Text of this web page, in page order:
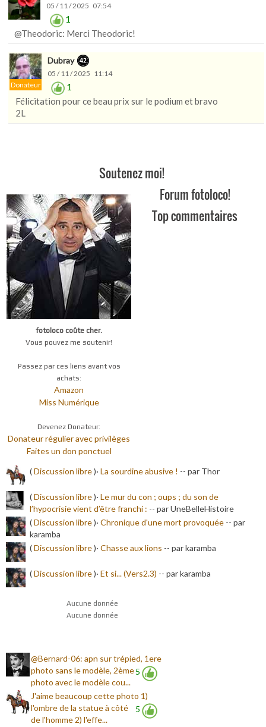
05 / 11 / 2025 07:54
1
@Theodoric: Merci Theodoric!
Donateur
Dubray
05 / 11 / 2025 11:14
1
Félicitation pour ce beau prix sur le podium et bravo
2L
Soutenez moi!
fotoloco coûte cher.
Vous pouvez me soutenir!
Passez par ces liens avant vos
achats:
Amazon
Miss Numérique
Devenez Donateur:
Donateur régulier avec privilèges
Faites un don ponctuel
Forum fotoloco!
(Discussion libre)· La sourdine abusive ! -- par Thor
(Discussion libre)· Le mur du con ; oups ; du son de
l’hypocrisie vient d’être franchi : -- par UneBelleHistoire
(Discussion libre)· Chronique d'une mort provoquée -- par
karamba
(Discussion libre)· Chasse aux lions -- par karamba
(Discussion libre)· Et si... (Vers2.3) -- par karamba
Aucune donnée
Aucune donnée
Top commentaires
5
@Bernard-06: apn sur trépied, 1ere
photo sans le modèle, 2ème
photo avec le modèle cou...
5
J'aime beaucoup cette photo 1)
l'ombre de la statue à côté
de l'homme 2) l'effe...